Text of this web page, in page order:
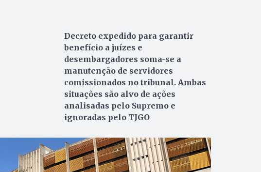
Decreto expedido para garantir
benefício a juízes e
desembargadores soma-se a
manutenção de servidores
comissionados no tribunal. Ambas
situações são alvo de ações
analisadas pelo Supremo e
ignoradas pelo TJGO